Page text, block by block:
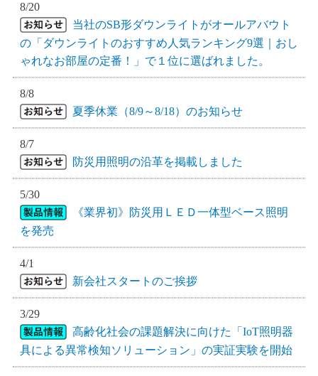
8/20
当社のSB形ダウンライトがオールアバウト
の「ダウンライトのおすすめ人気ランキング9選｜おし
ゃれなお部屋の定番！」で１位に選ばれました。
8/8
夏季休業（8/9～8/18）のお知らせ
8/7
防災用照明の沿革を掲載しました
5/30
《業界初》防災用ＬＥＤ一体型ベース照明
を発売
4/1
新会社スタートのご挨拶
3/29
高齢化社会の課題解決に向けた「IoT照明器
具による異常検知ソリューション」の実証実験を開始